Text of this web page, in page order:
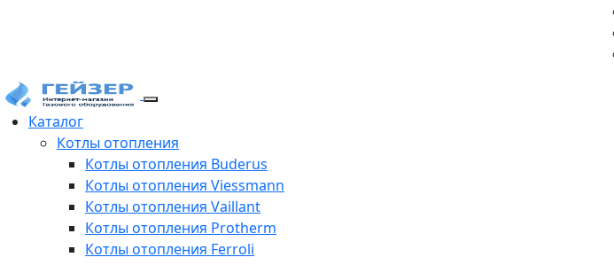
Каталог
Котлы отопления
Котлы отопления Buderus
Котлы отопления Viessmann
Котлы отопления Vaillant
Котлы отопления Protherm
Котлы отопления Ferroli